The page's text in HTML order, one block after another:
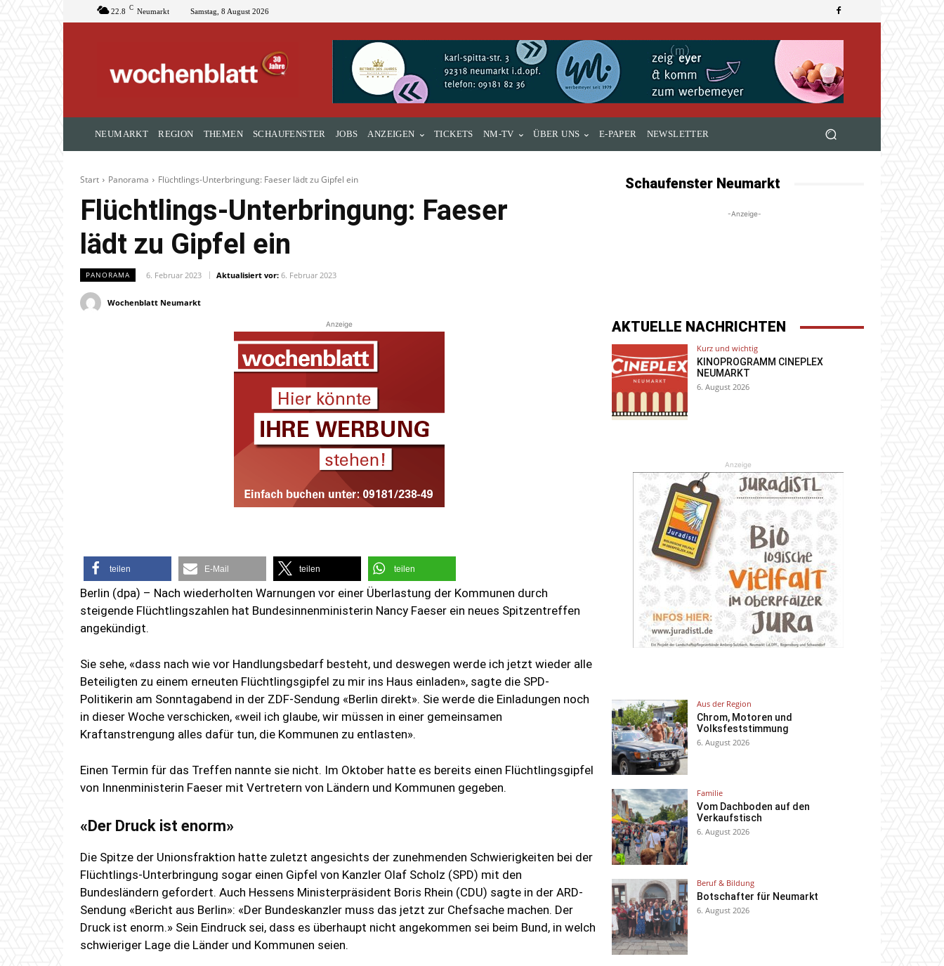
22.8 C Neumarkt Samstag, 8 August 2026
NEUMARKT REGION THEMEN SCHAUFENSTER JOBS ANZEIGEN TICKETS NM-TV ÜBER UNS E-PAPER NEWSLETTER
Start Panorama Flüchtlings-Unterbringung: Faeser lädt zu Gipfel ein
Flüchtlings-Unterbringung: Faeser
lädt zu Gipfel ein
PANORAMA 6. Februar 2023 Aktualisiert vor: 6. Februar 2023
Wochenblatt Neumarkt
Schaufenster Neumarkt
-Anzeige-
Anzeige
teilen E-Mail teilen teilen
Berlin (dpa) – Nach wiederholten Warnungen vor einer Überlastung der Kommunen durch
steigende Flüchtlingszahlen hat Bundesinnenministerin Nancy Faeser ein neues Spitzentreffen
angekündigt.
Sie sehe, «dass nach wie vor Handlungsbedarf besteht, und deswegen werde ich jetzt wieder alle
Beteiligten zu einem erneuten Flüchtlingsgipfel zu mir ins Haus einladen», sagte die SPD-
Politikerin am Sonntagabend in der ZDF-Sendung «Berlin direkt». Sie werde die Einladungen noch
in dieser Woche verschicken, «weil ich glaube, wir müssen in einer gemeinsamen
Kraftanstrengung alles dafür tun, die Kommunen zu entlasten».
Einen Termin für das Treffen nannte sie nicht. Im Oktober hatte es bereits einen Flüchtlingsgipfel
von Innenministerin Faeser mit Vertretern von Ländern und Kommunen gegeben.
«Der Druck ist enorm»
Die Spitze der Unionsfraktion hatte zuletzt angesichts der zunehmenden Schwierigkeiten bei der
Flüchtlings-Unterbringung sogar einen Gipfel von Kanzler Olaf Scholz (SPD) mit den
Bundesländern gefordert. Auch Hessens Ministerpräsident Boris Rhein (CDU) sagte in der ARD-
Sendung «Bericht aus Berlin»: «Der Bundeskanzler muss das jetzt zur Chefsache machen. Der
Druck ist enorm.» Sein Eindruck sei, dass es überhaupt nicht angekommen sei beim Bund, in welch
schwieriger Lage die Länder und Kommunen seien.
AKTUELLE NACHRICHTEN
Kurz und wichtig
KINOPROGRAMM CINEPLEX
NEUMARKT
6. August 2026
Anzeige
Aus der Region
Chrom, Motoren und
Volksfeststimmung
6. August 2026
Familie
Vom Dachboden auf den
Verkaufstisch
6. August 2026
Beruf & Bildung
Botschafter für Neumarkt
6. August 2026